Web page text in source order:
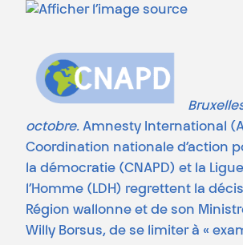
octobre. Amnesty International
Coordination nationale d’action
la démocratie (CNAPD) et la
l’Homme (LDH) regrettent la
Région wallonne et de son
Willy Borsus, de se limiter à «